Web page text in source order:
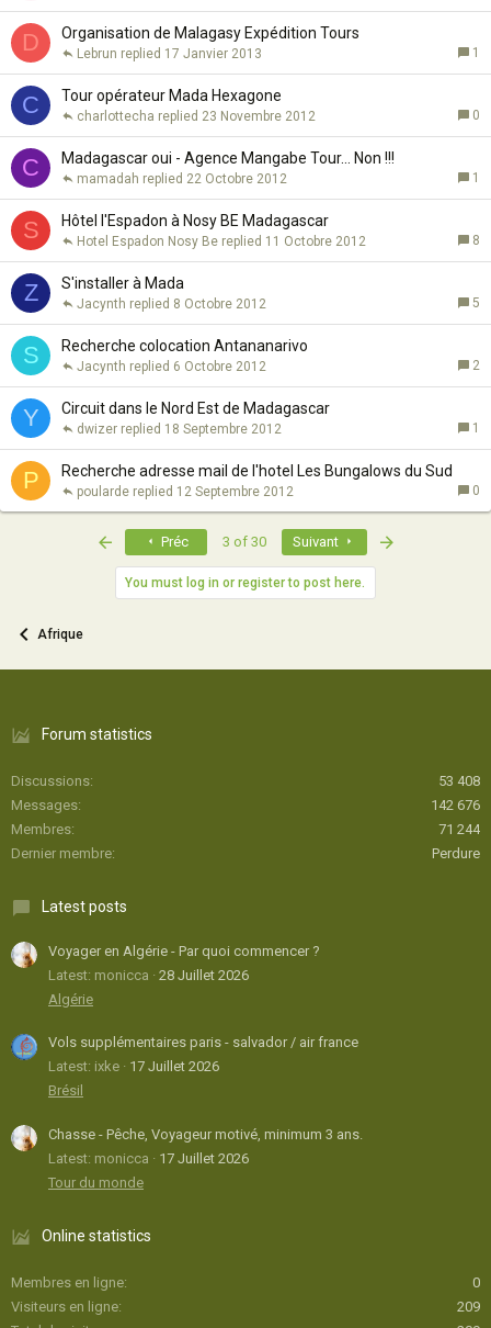
D Organisation de Malagasy Expédition Tours
1
17 Janvier 2013
Lebrun
C Tour opérateur Mada Hexagone
0
23 Novembre 2012
charlottecha
C Madagascar oui - Agence Mangabe Tour... Non !!!
1
22 Octobre 2012
mamadah
S Hôtel l'Espadon à Nosy BE Madagascar
8
11 Octobre 2012
Hotel Espadon Nosy Be
Z S'installer à Mada
5
8 Octobre 2012
Jacynth
S Recherche colocation Antananarivo
2
6 Octobre 2012
Jacynth
Y Circuit dans le Nord Est de Madagascar
1
18 Septembre 2012
dwizer
P Recherche adresse mail de l'hotel Les Bungalows du Sud
0
12 Septembre 2012
poularde
Préc 3 of 30 Suivant
You must log in or register to post here.
Afrique
Forum statistics
Discussions
53 408
Messages
142 676
Membres
71 244
Dernier membre
Perdure
Latest posts
Voyager en Algérie - Par quoi commencer ?
Latest: monicca
28 Juillet 2026
Algérie
Vols supplémentaires paris - salvador / air france
Latest: ixke
17 Juillet 2026
Brésil
Chasse - Pêche, Voyageur motivé, minimum 3 ans.
Latest: monicca
17 Juillet 2026
Tour du monde
Online statistics
Membres en ligne
0
Visiteurs en ligne
209